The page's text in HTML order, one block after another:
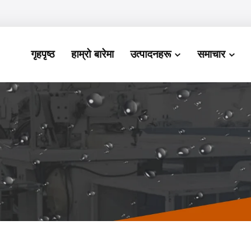
गृहपृष्ठ हाम्रो बारेमा उत्पादनहरू समाचार